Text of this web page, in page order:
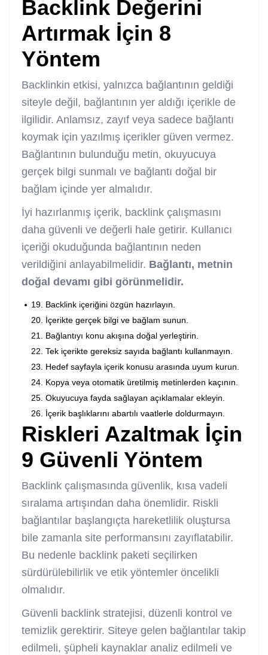
Backlink Değerini
Artırmak İçin 8
Yöntem
Backlinkin etkisi, yalnızca bağlantının geldiği
siteyle değil, bağlantının yer aldığı içerikle de
ilgilidir. Anlamsız, zayıf veya sadece bağlantı
koymak için yazılmış içerikler güven vermez.
Bağlantının bulunduğu metin, okuyucuya
gerçek bilgi sunmalı ve bağlantı doğal bir
bağlam içinde yer almalıdır.
İyi hazırlanmış içerik, backlink çalışmasını
daha güvenli ve değerli hale getirir. Kullanıcı
içeriği okuduğunda bağlantının neden
verildiğini anlayabilmelidir. Bağlantı, metnin
doğal devamı gibi görünmelidir.
Backlink içeriğini özgün hazırlayın.
İçerikte gerçek bilgi ve bağlam sunun.
Bağlantıyı konu akışına doğal yerleştirin.
Tek içerikte gereksiz sayıda bağlantı kullanmayın.
Hedef sayfayla içerik konusu arasında uyum kurun.
Kopya veya otomatik üretilmiş metinlerden kaçının.
Okuyucuya fayda sağlayan açıklamalar ekleyin.
İçerik başlıklarını abartılı vaatlerle doldurmayın.
Riskleri Azaltmak İçin
9 Güvenli Yöntem
Backlink çalışmasında güvenlik, kısa vadeli
sıralama artışından daha önemlidir. Riskli
bağlantılar başlangıçta hareketlilik oluştursa
bile zamanla site performansını zayıflatabilir.
Bu nedenle backlink paketi seçilirken
sürdürülebilirlik ve etik yöntemler öncelikli
olmalıdır.
Güvenli backlink stratejisi, düzenli kontrol ve
temizlik gerektirir. Siteye gelen bağlantılar takip
edilmeli, şüpheli kaynaklar analiz edilmeli ve